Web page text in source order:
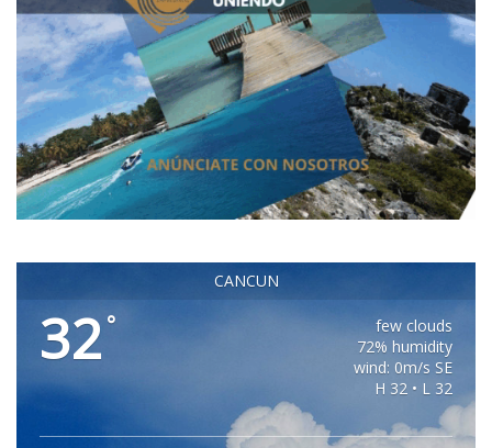
CANCUN
32 °
few clouds
72% humidity
wind: 0m/s SE
H 32 • L 32